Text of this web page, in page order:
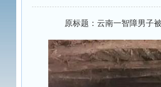
原标题：云南一智障男子被